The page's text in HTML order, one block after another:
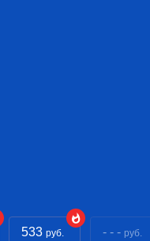
533 руб.
- - - руб.